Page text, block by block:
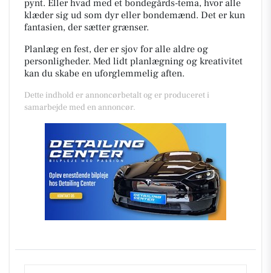
pynt. Eller hvad med et bondegårds-tema, hvor alle
klæder sig ud som dyr eller bondemænd. Det er kun
fantasien, der sætter grænser.
Planlæg en fest, der er sjov for alle aldre og
personligheder. Med lidt planlægning og kreativitet
kan du skabe en uforglemmelig aften.
Dette indhold er annoncørbetalt og er produceret i
samarbejde med en annoncør.